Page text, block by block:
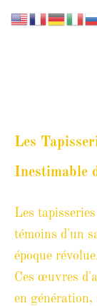
Les
Inestimable
Les
témoins d'un
époque
Ces œuvres
en